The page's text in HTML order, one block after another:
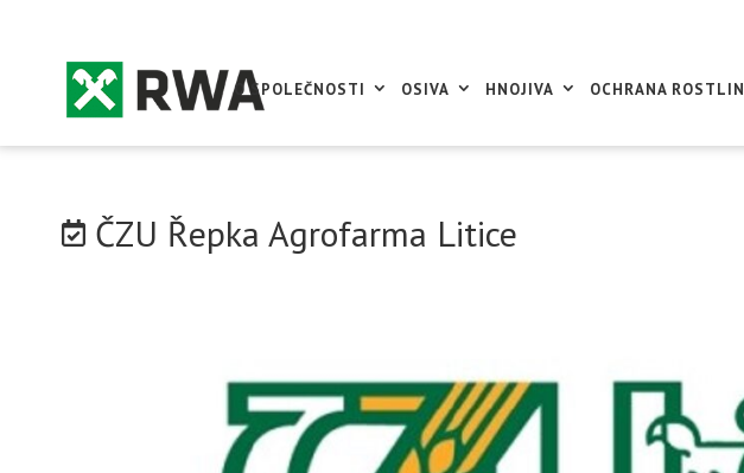
O SPOLEČNOSTI OSIVA HNOJIVA OCHRANA ROSTLIN
ČZU Řepka Agrofarma Litice